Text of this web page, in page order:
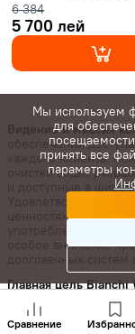
6 384
5 700 лей
Видение и миссия
обеспечении
каждого клиента.
очистки воды,
и доступные в
Удовлетворенность
ценностях
употребления
особое внимание
долговечных систем
Главная цель
во всех жилых
клиента.
множества вредных
Сравнение
Мы используем
для
принять все
параметры